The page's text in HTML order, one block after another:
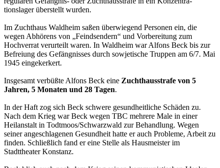
tionslager überstellt wurden.
Im Zuchthaus Waldheim saßen überwiegend Personen ein, die
wegen Abhörens von „Feindsen­dern“ und Vorbereitung zum
Hochverrat verurteilt waren. In Waldheim war Alfons Beck bis zur
Befreiung des Gefängnisses durch sowjetische Truppen am 6/7. Mai
1945 eingekerkert.
Insgesamt verbüßte Alfons Beck eine Zuchthausstrafe von 5
Jahren, 5 Monaten und 28 Tagen.
In der Haft zog sich Beck schwere gesundheitliche Schäden zu.
Nach dem Krieg war Beck wegen TBC mehrere Male in einer
Heilanstalt in Todtmoos/Schwarzwald zur Behandlung. Wegen
seiner angeschlagenen Gesundheit hatte er auch Probleme, Arbeit zu
finden. Schließlich fand er eine Stelle als Hausmeister im
Stadttheater Konstanz.